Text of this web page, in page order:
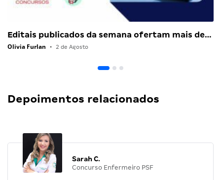
Editais publicados da semana ofertam mais de…
Olivia Furlan • 2 de Agosto
Depoimentos relacionados
Sarah C.
Concurso Enfermeiro PSF